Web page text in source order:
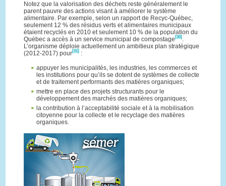
Notez que la valorisation des déchets reste généralement le
parent pauvre des actions visant à améliorer le système
alimentaire. Par exemple, selon un rapport de Recyc-Québec,
seulement 12 % des résidus verts et alimentaires municipaux
étaient recyclés en 2010 et seulement 10 % de la population du
Québec a accès à un service municipal de compostage [30] .
L’organisme déploie actuellement un ambitieux plan stratégique
(2012-2017) pour[31] :
appuyer les municipalités, les industries, les commerces et
les institutions pour qu’ils se dotent de systèmes de collecte
et de traitement performants des matières organiques;
mettre en place des projets structurants pour le
développement des marchés des matières organiques;
la contribution à l’acceptabilité sociale et à la mobilisation
citoyenne pour la collecte et le recyclage des matières
organiques.